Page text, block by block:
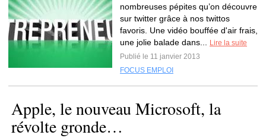
nombreuses pépites qu’on découvre
sur twitter grâce à nos twittos
favoris. Une vidéo bouffée d'air frais,
une jolie balade dans...
Lire la suite
Publié le 11 janvier 2013
FOCUS EMPLOI
Apple, le nouveau Microsoft, la
révolte gronde…